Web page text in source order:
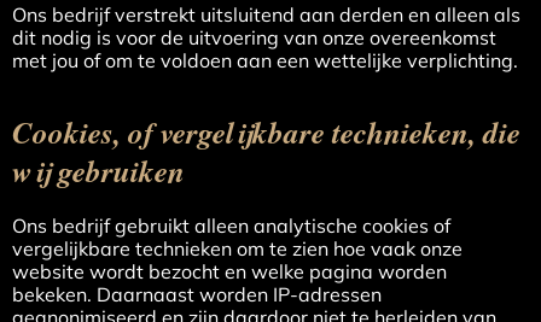
Ons bedrijf verstrekt uitsluitend aan derden en alleen als
dit nodig is voor de uitvoering van onze overeenkomst
met jou of om te voldoen aan een wettelijke verplichting.
Cookies, of vergelijkbare technieken, die
wij gebruiken
Ons bedrijf gebruikt alleen analytische cookies of
vergelijkbare technieken om te zien hoe vaak onze
website wordt bezocht en welke pagina worden
bekeken. Daarnaast worden IP-adressen